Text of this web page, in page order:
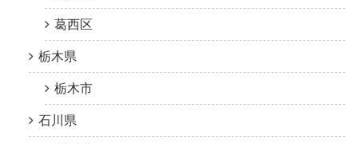
葛西区
栃木県
栃木市
石川県